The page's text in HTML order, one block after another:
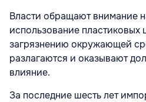
Власти обращают внимание
использование пластиковых
загрязнению окружающей
разлагаются и оказывают
влияние.
За последние шесть лет